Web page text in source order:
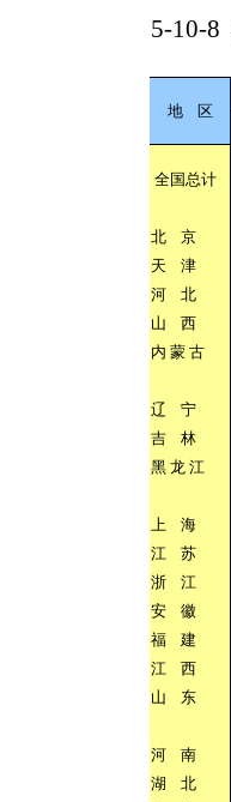
5-10-8
地 区
全国总计
北 京
天
津
河
北
山
西
内 蒙 古
辽 宁
吉
林
黑 龙 江
上
海
江
苏
浙
江
安
徽
福
建
江
西
山
东
河 南
湖
北